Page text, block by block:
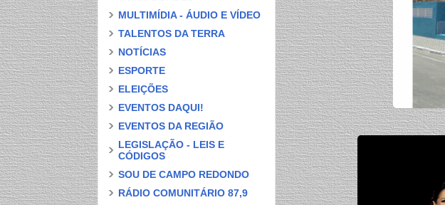
MULTIMÍDIA - ÁUDIO E VÍDEO
TALENTOS DA TERRA
NOTÍCIAS
ESPORTE
ELEIÇÕES
EVENTOS DAQUI!
EVENTOS DA REGIÃO
LEGISLAÇÃO - LEIS E
CÓDIGOS
SOU DE CAMPO REDONDO
RÁDIO COMUNITÁRIO 87,9